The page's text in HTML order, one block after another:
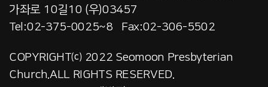
가좌로 10길10 (우)03457
Tel:02-375-0025~8 Fax:02-306-5502
COPYRIGHT⒞ 2022 Seomoon Presbyterian
Church.ALL RIGHTS RESERVED.